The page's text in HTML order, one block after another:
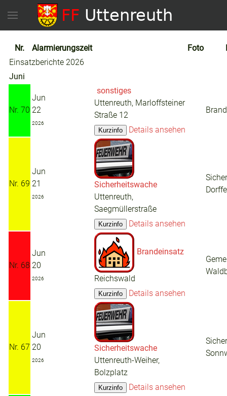
Nr. Alarmierungszeit Foto
Einsatzberichte 2026
Juni
Nr. 70
Jun
22
2026
sonstiges
Uttenreuth, Marloffsteiner
Straße 12
Details ansehen
Nr. 69
Jun
21
2026
Sicherheitswache
Uttenreuth,
Saegmüllerstraße
Details ansehen
Nr. 68
Jun
20
2026
Brandeinsatz
Reichswald
Details ansehen
Nr. 67
Jun
20
2026
Sicherheitswache
Uttenreuth-Weiher,
Bolzplatz
Details ansehen